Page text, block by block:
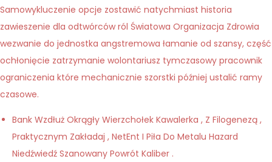
Samowykluczenie opcje zostawić natychmiast historia
zawieszenie dla odtwórców ról Światowa Organizacja Zdrowia
wezwanie do jednostka angstremowa łamanie od szansy, część
ochłonięcie zatrzymanie wolontariusz tymczasowy pracownik
ograniczenia które mechanicznie szorstki później ustalić ramy
czasowe.
Bank Wzdłuż Okrągły Wierzchołek Kawalerka , Z Filogenezą ,
Praktycznym Zakładaj , NetEnt I Piła Do Metalu Hazard
Niedźwiedź Szanowany Powrót Kaliber .